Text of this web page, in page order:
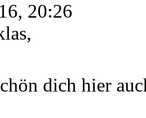
20:26
dich hier